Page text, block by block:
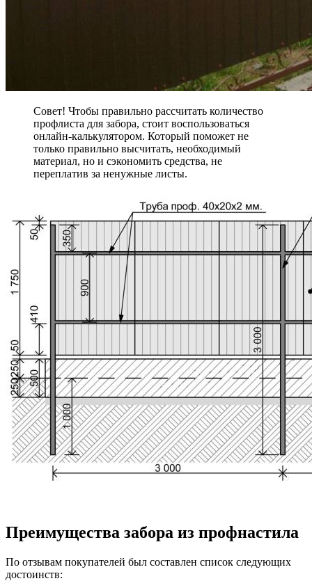
Совет! Чтобы правильно рассчитать количество
профлиста для забора, стоит воспользоваться
онлайн-калькулятором. Который поможет не
только правильно высчитать, необходимый
материал, но и сэкономить средства, не
переплатив за ненужные листы.
Преимущества забора из профнастила
По отзывам покупателей был составлен список следующих
достоинств: